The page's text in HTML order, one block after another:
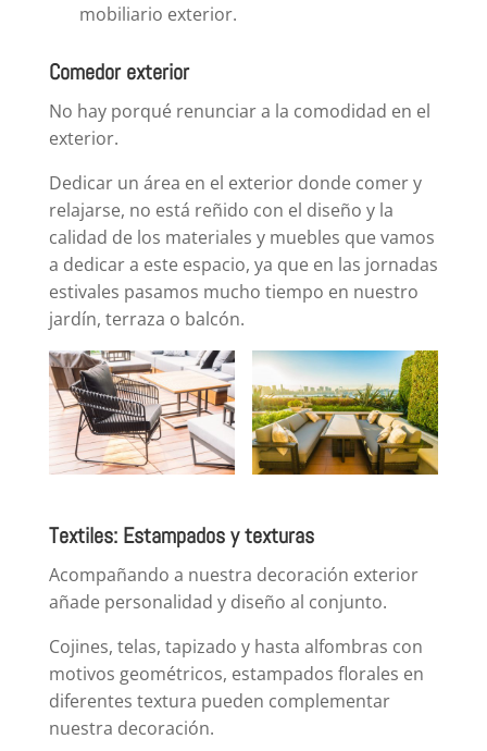
mobiliario exterior.
Comedor exterior
No hay porqué renunciar a la comodidad en el
exterior.
Dedicar un área en el exterior donde comer y
relajarse, no está reñido con el diseño y la
calidad de los materiales y muebles que vamos
a dedicar a este espacio, ya que en las jornadas
estivales pasamos mucho tiempo en nuestro
jardín, terraza o balcón.
Textiles: Estampados y texturas
Acompañando a nuestra decoración exterior
añade personalidad y diseño al conjunto.
Cojines, telas, tapizado y hasta alfombras con
motivos geométricos, estampados florales en
diferentes textura pueden complementar
nuestra decoración.